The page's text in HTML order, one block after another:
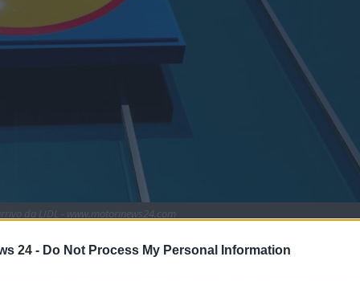
24 - Do Not Process My Personal Information
prodotti fondamentali per la manutenzione di
Ecco tutto quello che c’è da sapere.